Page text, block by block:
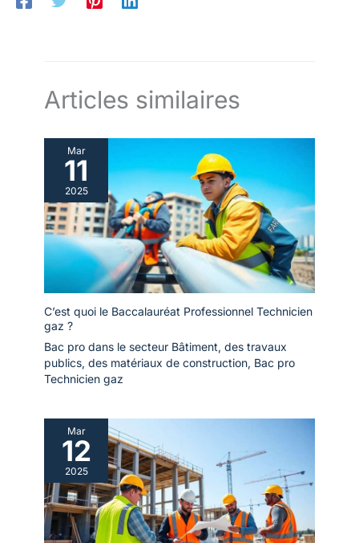
Articles similaires
Mar
11
2025
C’est quoi le Baccalauréat Professionnel Technicien
gaz ?
Bac pro dans le secteur Bâtiment, des travaux
publics, des matériaux de construction, Bac pro
Technicien gaz
Mar
12
2025